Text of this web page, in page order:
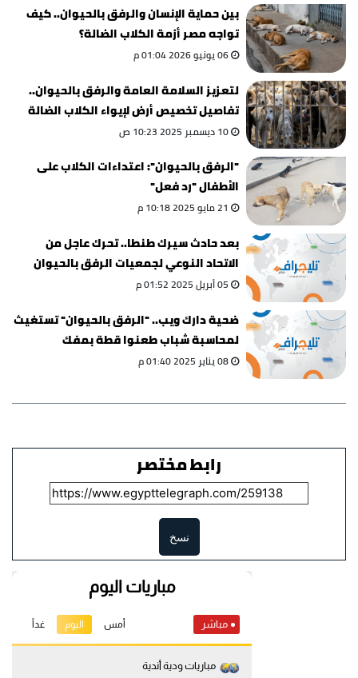
بين حماية الإنسان والرفق بالحيوان.. كيف
تواجه مصر أزمة الكلاب الضالة؟
06 يونيو 2026 01:04 م
لتعزيز السلامة العامة والرفق بالحيوان..
تفاصيل تخصيص أرض لإيواء الكلاب الضالة
بالقاهرة
10 ديسمبر 2025 10:23 ص
"الرفق بالحيوان": اعتداءات الكلاب على
الأطفال "رد فعل"
21 مايو 2025 10:18 م
بعد حادث سيرك طنطا.. تحرك عاجل من
الاتحاد النوعي لجمعيات الرفق بالحيوان
05 أبريل 2025 01:52 م
ضحية دارك ويب.. "الرفق بالحيوان" تستغيث
لمحاسبة شباب طعنوا قطة بمفك
08 يناير 2025 01:40 م
رابط مختصر
نسخ